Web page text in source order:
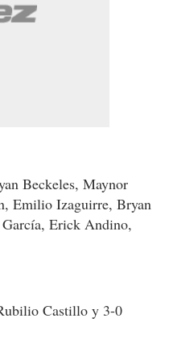
Beckeles, Maynor
Emilio Izaguirre, Bryan
Erick Andino,
Castillo y 3-0